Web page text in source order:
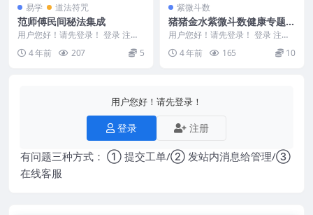
易学 道法符咒
范师傅民间秘法集成
用户您好！请先登录！ 登录 注册
范师傅民间秘法集成.pdf，99页。
据说是祖传...
4 年前 207 5
紫微斗数
猪猪金水紫微斗数健康专题音
频22集百度盘下载
用户您好！请先登录！ 登录 注册
猪猪金水 紫微斗数健康专题 音频
D集 编号：...
4 年前 165 10
用户您好！请先登录！
登录 注册
有问题三种方式： ① 提交工单/② 发站内消息给管理/③
在线客服